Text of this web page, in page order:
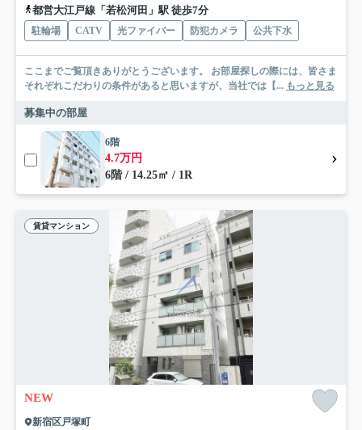
都営大江戸線「若松河田」駅 徒歩7分
駐輪場 CATV 光ファイバー 防犯カメラ 公共下水
ここまでご覧頂きありがとうございます。 お部屋探しの際には、皆さま
それぞれこだわりの条件があると思いますが、当社では【... もっと見る
募集中の部屋
6階
4.7万円
6階 / 14.25㎡ / 1R
賃貸マンション
NEW
新宿区戸塚町